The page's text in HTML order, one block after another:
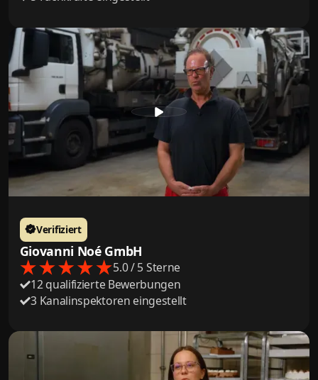
Giovanni Noé GmbH
Verifiziert
5.0 / 5 Sterne
12 qualifizierte Bewerbungen
3 Kanalinspektoren eingestellt